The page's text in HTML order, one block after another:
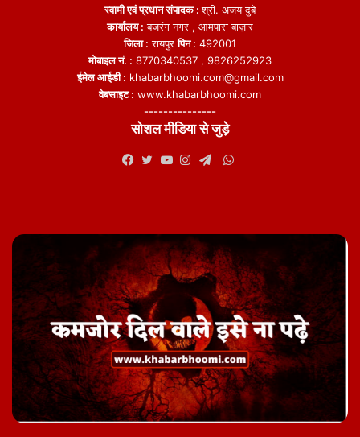
स्वामी एवं प्रधान संपादक :श्री. अजय दुबे
कार्यालय : बजरंग नगर , आमपारा बाज़ार
जिला : रायपुरपिन : 492001
मोबाइल नं. : 8770340537 , 9826252923
ईमेल आईडी : khabarbhoomi.com@gmail.com
वेबसाइट : www.khabarbhoomi.com
---------------
सोशल मीडिया से जुड़े
WhatsApp